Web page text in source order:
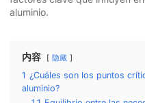
aluminio.
内容 隐藏
1 ¿Cuáles son los puntos
aluminio?